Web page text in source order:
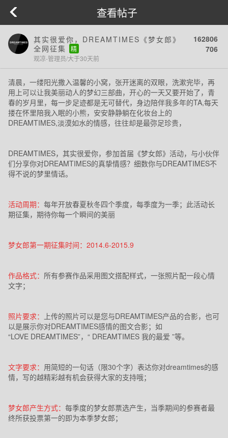
查看帖子
其实很爱你，DREAMTIMES《梦女郎》
全网征集
精
观凉-管理员/大于30天前
162806
706
清晨，一缕阳光撒入温馨的小窝，张开迷离的双眼，洗漱完毕，再
用上可以让我美丽动人的梦幻三部曲，开心的一天又要开始了，青
春的岁月里，每一步足迹都是无可替代，身边陪伴我多年的TA,每天
搂在怀里陪我入眠的小熊，安安静静躺在化妆台上的
DREAMTIMES,淡漠如水的情感，往往却是最弥足珍贵，
DREAMTIMES，其实很爱你，参加首届《梦女郎》活动，与小伙伴
们分享你对DREAMTIMES的真挚情感？细数你与DREAMTIMES不
得不说的梦里情话。
活动周期： 每年开放春夏秋冬四个季度，每季度为一季；此活动长
期征集，期待你每一个瞬间的美丽
梦女郎第一期征集时间： 2014.6-2015.9
作品格式： 所有参赛作品采用图文搭配样式，一张照片配一段心情
文字；
照片要求：
上传的照片可以是您与DREAMTIMES产品的合影，也可
以是展示你对DREAMTIMES感情的图文合影；如
“LOVE DREAMTIMES”，“ DREAMTIMES 我的最爱 ”等。
文字要求： 用简短的一句话（限30个字）表达你对dreamtimes的感
情，写的越精彩越有机会获得大家的支持哦；
梦女郎产生方式： 每季度的梦女郎票选产生，当季期间的参赛者最
终所获投票第一的即为本季梦女郎；